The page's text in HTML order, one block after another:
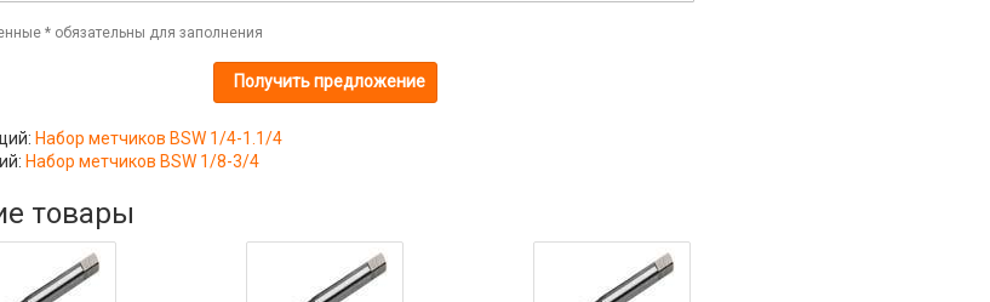
*обязательны для заполнения
Набор метчиков BSW 1/4-1.1/4
Набор метчиков BSW 1/8-3/4
товары